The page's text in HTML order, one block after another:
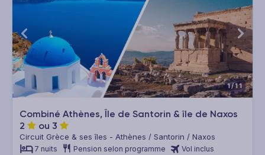
1/11
Combiné Athènes, Île de Santorin & île de Naxos
2
ou 3
Circuit Grèce & ses îles - Athènes / Santorin / Naxos
7 nuits Pension selon programme Vol inclus